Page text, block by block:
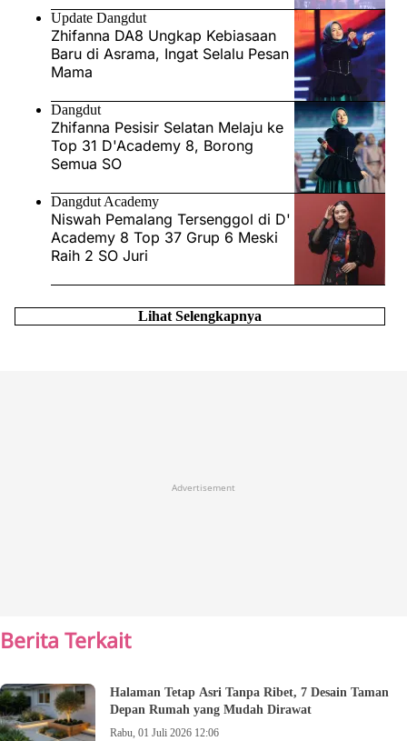
Update Dangdut
Zhifanna DA8 Ungkap Kebiasaan
Baru di Asrama, Ingat Selalu Pesan
Mama
Dangdut
Zhifanna Pesisir Selatan Melaju ke
Top 31 D'Academy 8, Borong
Semua SO
Dangdut Academy
Niswah Pemalang Tersenggol di D'
Academy 8 Top 37 Grup 6 Meski
Raih 2 SO Juri
Lihat Selengkapnya
Advertisement
Berita Terkait
Halaman Tetap Asri Tanpa Ribet, 7 Desain Taman
Depan Rumah yang Mudah Dirawat
Rabu, 01 Juli 2026 12:06